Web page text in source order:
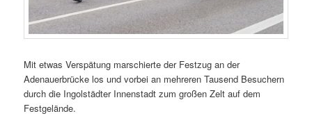
Mit etwas Verspätung marschierte der Festzug an der
Adenauerbrücke los und vorbei an mehreren Tausend Besuchern
durch die Ingolstädter Innenstadt zum großen Zelt auf dem
Festgelände.